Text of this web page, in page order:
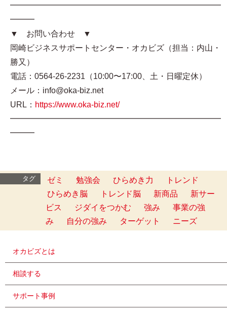
━━━━━━━━━━━━━━━━━━━━━━━━━━
━━━
▼ お問い合わせ ▼
岡崎ビジネスサポートセンター・オカビズ（担当：内山・
勝又）
電話：0564-26-2231（10:00〜17:00、土・日曜定休）
メール：info@oka-biz.net
URL： https://www.oka-biz.net/
━━━━━━━━━━━━━━━━━━━━━━━━━━
━━━
タグ ゼミ 勉強会 ひらめき力
トレンド
ひらめき脳
トレンド脳 新商品
新サー
ビス
ジダイをつかむ 強み
事業の強
み
自分の強み ターゲット ニーズ
オカビズとは
相談する
サポート事例